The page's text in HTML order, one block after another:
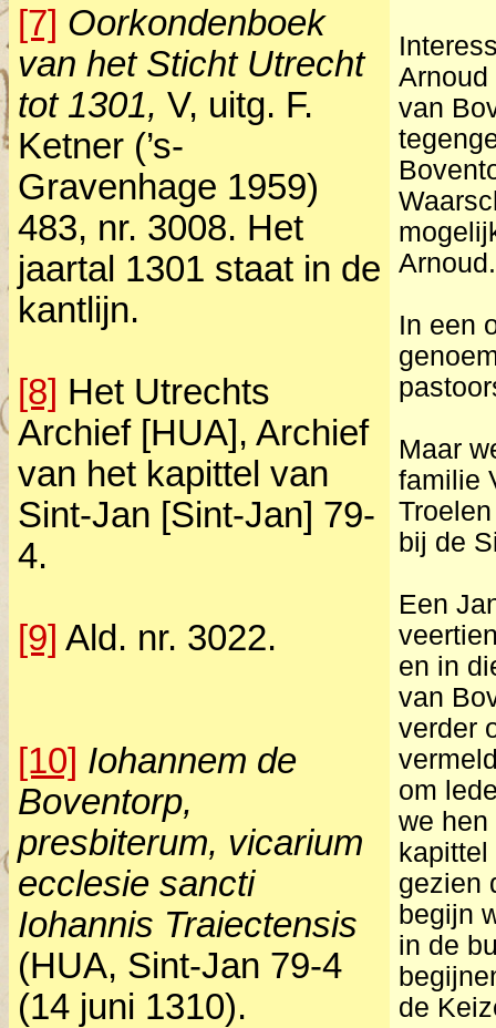
[7] Oorkondenboek
van het Sticht Utrecht
tot 1301, V, uitg. F.
Ketner (’s-
Gravenhage 1959)
483, nr. 3008. Het
jaartal 1301 staat in de
kantlijn.
[8] Het Utrechts
Archief [HUA], Archief
van het kapittel van
Sint-Jan [Sint-Jan] 79-
4.
[9] Ald. nr. 3022.
[10] Iohannem de
Boventorp,
presbiterum, vicarium
ecclesie sancti
Iohannis Traiectensis
(HUA, Sint-Jan 79-4
(14 juni 1310).
Arnoud
van
Arnoud.
In een
Maar
familie
bij de
Een
en in
van
verder
om
we
gezien
begijn
in de
de